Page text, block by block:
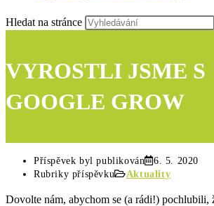
Hledat na stránce
VYROSTLI JSME S
GOOGLE GROW
Příspěvek byl publikován
6. 5. 2020
Rubriky příspěvku
Aktuality
Dovolte nám, abychom se (a rádi!) pochlubili,